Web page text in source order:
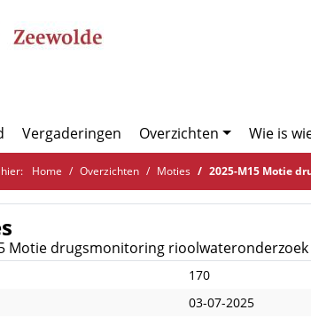
pagina
Vergaderingen Overzichten Wie is
Home Overzichten Moties 2025-M15 Motie
Motie drugsmonitoring rioolwateronderzoek
170
03-07-2025